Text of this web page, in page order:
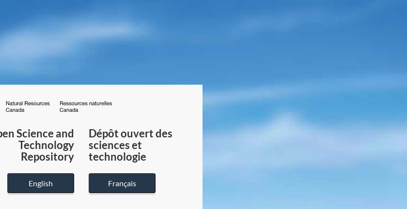
du
Canada
Science and
Technology
Repository
English
Dépôt ouvert des
sciences et
technologie
Français